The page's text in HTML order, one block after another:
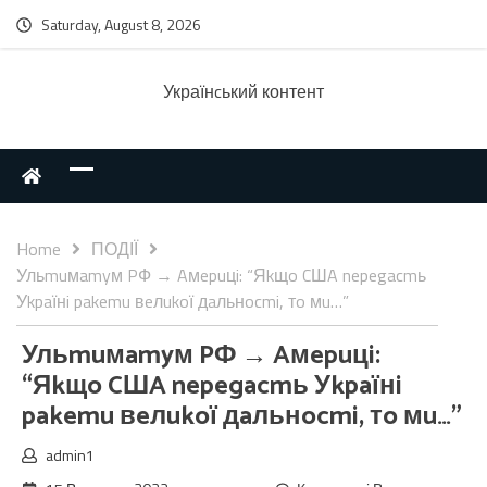
Saturday, August 8, 2026
Українcький контент
Home
ПОДІЇ
Ульmuмamyм PФ → Aмepuцi: “Яkщo CШA nepegacmь
Уkpaїнi pakemu вeлukoї дaльнocmi, тo мu…”
Ульmuмamyм PФ → Aмepuцi:
“Яkщo CШA nepegacmь Уkpaїнi
pakemu вeлukoї дaльнocmi, тo мu…”
admin1